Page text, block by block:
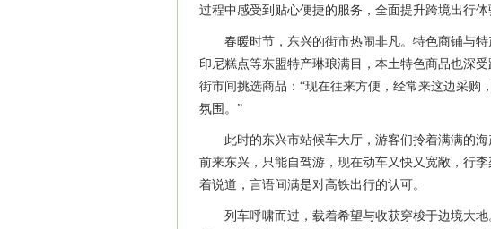
过程中感受到贴心便捷的服务，全面提升跨境出行体
春暖时节，东兴的街市热闹非凡。特色商铺与
印尼糕点等东盟特产琳琅满目，本土特色商品也深
街市间挑选商品：“现在往来方便，经常来这边采购
氛围。”
此时的东兴市站候车大厅，游客们拎着满满的
前来东兴，只能自驾游，现在动车又快又宽敞，行
着说道，言语间满是对高铁出行的认可。
列车呼啸而过，载着希望与收获穿梭于边境大